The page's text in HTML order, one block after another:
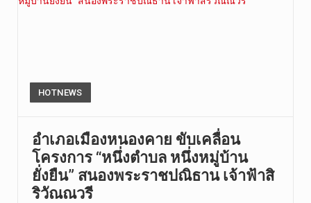
HOTNEWS
อำเภอเมืองหนองคาย ขับเคลื่อน
โครงการ “หนึ่งตำบล หนึ่งหมู่บ้าน
ยั่งยืน” สนองพระราชปณิธาน เจ้าฟ้าสิ
ริวัณณวรี